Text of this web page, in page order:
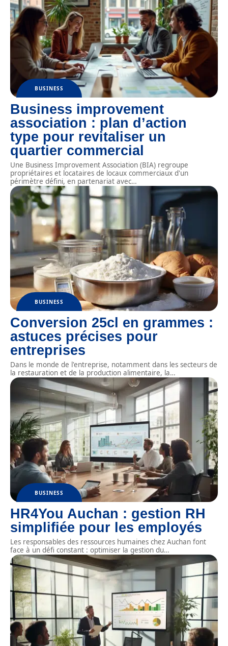
BUSINESS
Business improvement
association : plan d’action
type pour revitaliser un
quartier commercial
Une Business Improvement Association (BIA) regroupe
propriétaires et locataires de locaux commerciaux d'un
périmètre défini, en partenariat avec…
BUSINESS
Conversion 25cl en grammes :
astuces précises pour
entreprises
Dans le monde de l'entreprise, notamment dans les secteurs de
la restauration et de la production alimentaire, la…
BUSINESS
HR4You Auchan : gestion RH
simplifiée pour les employés
Les responsables des ressources humaines chez Auchan font
face à un défi constant : optimiser la gestion du…